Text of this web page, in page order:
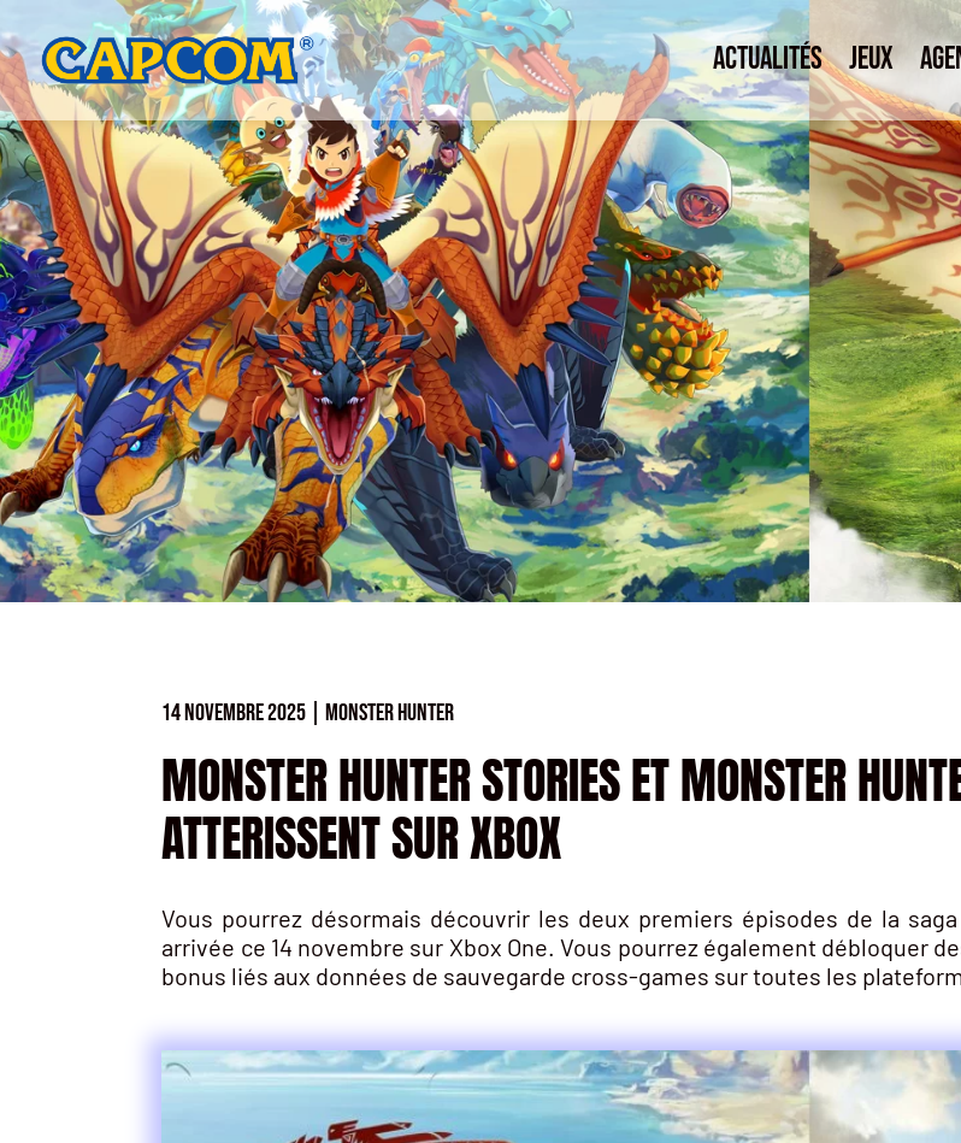
Actualités Jeux
MONSTER HUNTER STORIES ET MONSTER
ATTERISSENT SUR XBOX
14 NOVEMBRE 2025 |MONSTER HUNTER
Vous pourrez désormais découvrir les deux premiers épisodes de la
arrivée ce 14 novembre sur Xbox One. Vous pourrez également débloquer
bonus liés aux données de sauvegarde cross-games sur toutes les